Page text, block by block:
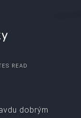
READ
dobrým